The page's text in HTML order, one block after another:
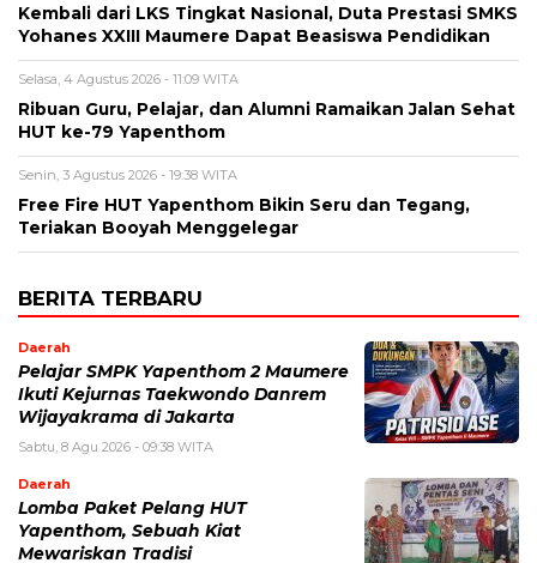
Kembali dari LKS Tingkat Nasional, Duta Prestasi SMKS
Yohanes XXIII Maumere Dapat Beasiswa Pendidikan
Selasa, 4 Agustus 2026 - 11:09 WITA
Ribuan Guru, Pelajar, dan Alumni Ramaikan Jalan Sehat
HUT ke-79 Yapenthom
Senin, 3 Agustus 2026 - 19:38 WITA
Free Fire HUT Yapenthom Bikin Seru dan Tegang,
Teriakan Booyah Menggelegar
BERITA TERBARU
Daerah
Pelajar SMPK Yapenthom 2 Maumere
Ikuti Kejurnas Taekwondo Danrem
Wijayakrama di Jakarta
Sabtu, 8 Agu 2026 - 09:38 WITA
Daerah
Lomba Paket Pelang HUT
Yapenthom, Sebuah Kiat
Mewariskan Tradisi